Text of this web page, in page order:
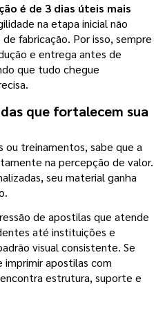
é de 3 dias úteis mais
na etapa inicial não
fabricação. Por isso, sempre
e entrega antes de
que tudo chegue
que fortalecem sua
ou treinamentos, sabe que a
na percepção de valor.
seu material ganha
de apostilas que atende
até instituições e
visual consistente. Se
imprimir apostilas com
estrutura, suporte e